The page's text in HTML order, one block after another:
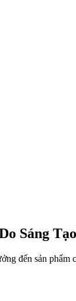
Sáng Tạo
đến sản